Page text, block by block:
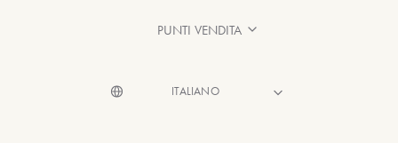
PUNTI VENDITA